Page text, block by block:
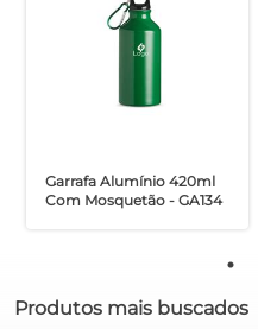
Garrafa Alumínio 420ml
Com Mosquetão - GA134
Produtos mais buscados